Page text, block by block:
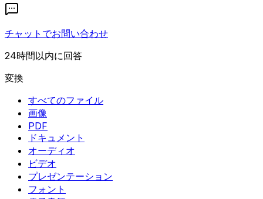
チャットでお問い合わせ
24時間以内に回答
変換
すべてのファイル
画像
PDF
ドキュメント
オーディオ
ビデオ
プレゼンテーション
フォント